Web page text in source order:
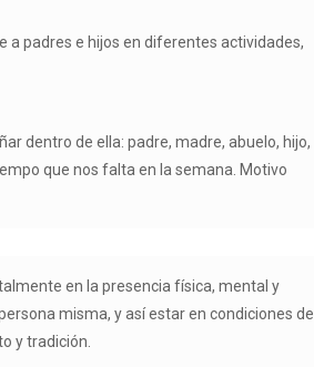
a padres e hijos en diferentes actividades,
dentro de ella: padre, madre, abuelo, hijo,
que nos falta en la semana. Motivo
en la presencia física, mental y
misma, y así estar en condiciones de
y tradición.